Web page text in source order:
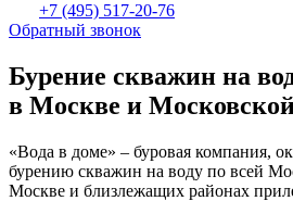
+7 (495) 517-20-76
Обратный звонок
Бурение скважин на
в Москве и
«Вода в доме» – буровая компания,
бурению скважин на воду по всей
Москве и близлежащих районах